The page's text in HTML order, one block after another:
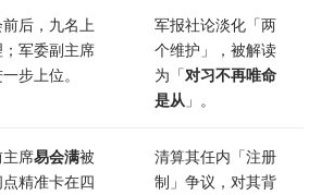
后，九名上
军委副主席
步上位。
军报社论淡化「两
个维护」，被解读
为「对习不再唯命
是从 」。
主席易会满被
精准卡在四
清算其任内「注册
制」争议，对其背